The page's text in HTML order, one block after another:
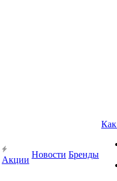
Акции
Новости Бренды